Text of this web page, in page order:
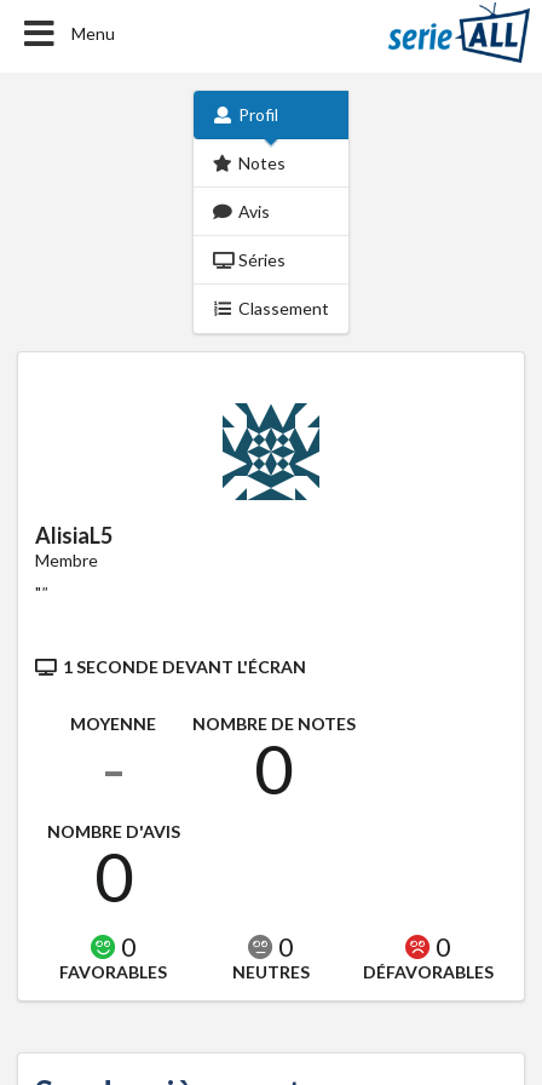
Menu
Profil
Notes
Avis
Séries
Classement
AlisiaL5
Membre
""
1 SECONDE DEVANT L'ÉCRAN
MOYENNE
-
NOMBRE DE NOTES
0
NOMBRE D'AVIS
0
0
FAVORABLES
0
NEUTRES
0
DÉFAVORABLES